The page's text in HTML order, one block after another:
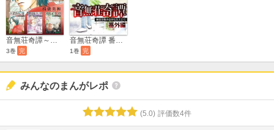
音無荘奇譚～幽霊屋敷の奇妙な住人たち～ 超合本版
3巻 完
音無荘奇譚 番外編～幽霊屋敷の奇妙な住人たち～
1巻 完
みんなのまんがレポ
(5.0) 評価数4件